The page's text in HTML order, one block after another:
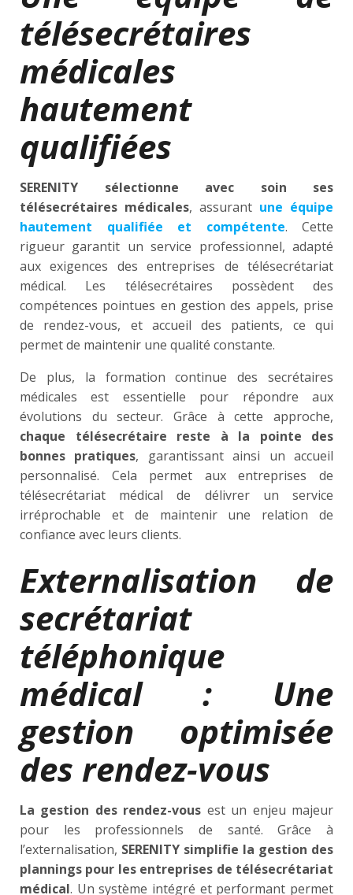
télésecrétaires
médicales
hautement
qualifiées
SERENITY sélectionne avec soin ses
télésecrétaires médicales, assurant une équipe
hautement qualifiée et compétente. Cette
rigueur garantit un service professionnel, adapté
aux exigences des entreprises de télésecrétariat
médical. Les télésecrétaires possèdent des
compétences pointues en gestion des appels, prise
de rendez-vous, et accueil des patients, ce qui
permet de maintenir une qualité constante.
De plus, la formation continue des secrétaires
médicales est essentielle pour répondre aux
évolutions du secteur. Grâce à cette approche,
chaque télésecrétaire reste à la pointe des
bonnes pratiques, garantissant ainsi un accueil
personnalisé. Cela permet aux entreprises de
télésecrétariat médical de délivrer un service
irréprochable et de maintenir une relation de
confiance avec leurs clients.
Externalisation de
secrétariat
téléphonique
médical : Une
gestion optimisée
des rendez-vous
La gestion des rendez-vous est un enjeu majeur
pour les professionnels de santé. Grâce à
l’externalisation, SERENITY simplifie la gestion des
plannings pour les entreprises de télésecrétariat
médical. Un système intégré et performant permet